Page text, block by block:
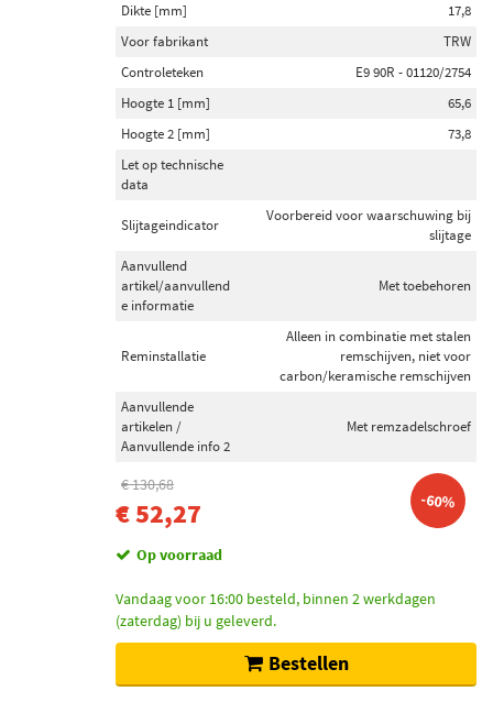
Dikte [mm]
17,8
Voor fabrikant
TRW
Controleteken
E9 90R - 01120/2754
Hoogte 1 [mm]
65,6
Hoogte 2 [mm]
73,8
Let op technische
data
Slijtageindicator
Voorbereid voor waarschuwing bij
slijtage
Aanvullend
artikel/aanvullend
e informatie
Met toebehoren
Reminstallatie
Alleen in combinatie met stalen
remschijven, niet voor
carbon/keramische remschijven
Aanvullende
artikelen /
Aanvullende info 2
Met remzadelschroef
€ 130,68
€ 52,27 -60%
Op voorraad
Vandaag voor 16:00 besteld, binnen 2 werkdagen
(zaterdag) bij u geleverd.
Bestellen